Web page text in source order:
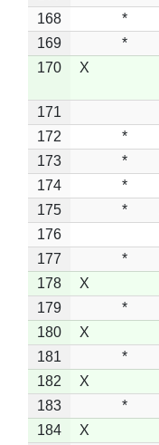
168
*
169
*
170
X
171
172
*
173
*
174
*
175
*
176
177
*
178
X
179
*
180
X
181
*
182
X
183
*
184
X